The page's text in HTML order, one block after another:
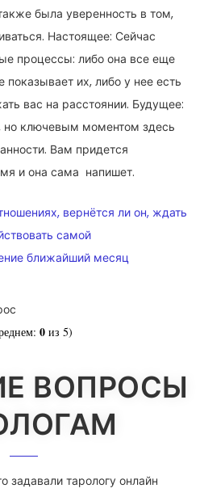
была уверенность в том,
Настоящее: Сейчас
процессы: либо она все еще
показывает их, либо у нее есть
вас на расстоянии. Будущее:
но ключевым моментом здесь
Вам придется
и она сама напишет.
вернётся ли он, ждать
самой
ближайший месяц
0 из 5)
ВОПРОСЫ
задавали тарологу онлайн